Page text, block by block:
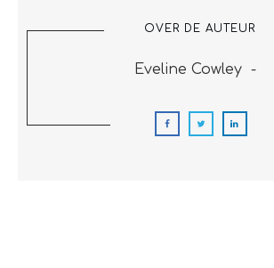
OVER DE AUTEUR
Eveline Cowley-